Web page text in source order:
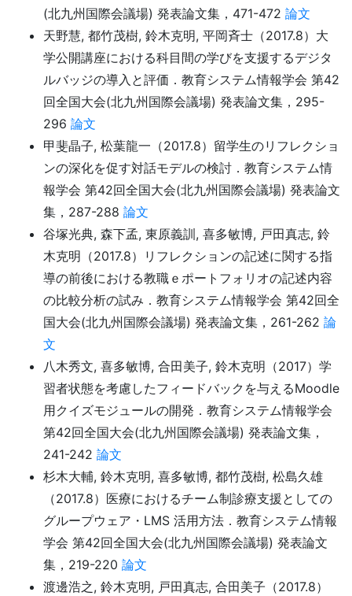
(北九州国際会議場) 発表論文集，471-472 論文
天野慧, 都竹茂樹, 鈴木克明, 平岡斉士（2017.8）大
学公開講座における科目間の学びを支援するデジタ
ルバッジの導入と評価．教育システム情報学会 第42
回全国大会(北九州国際会議場) 発表論文集，295-
296 論文
甲斐晶子, 松葉龍一（2017.8）留学生のリフレクショ
ンの深化を促す対話モデルの検討．教育システム情
報学会 第42回全国大会(北九州国際会議場) 発表論文
集，287-288 論文
谷塚光典, 森下孟, 東原義訓, 喜多敏博, 戸田真志, 鈴
木克明（2017.8）リフレクションの記述に関する指
導の前後における教職ｅポートフォリオの記述内容
の比較分析の試み．教育システム情報学会 第42回全
国大会(北九州国際会議場) 発表論文集，261-262 論
文
八木秀文, 喜多敏博, 合田美子, 鈴木克明（2017）学
習者状態を考慮したフィードバックを与えるMoodle
用クイズモジュールの開発．教育システム情報学会
第42回全国大会(北九州国際会議場) 発表論文集，
241-242 論文
杉木大輔, 鈴木克明, 喜多敏博, 都竹茂樹, 松島久雄
（2017.8）医療におけるチーム制診療支援としての
グループウェア・LMS 活用方法．教育システム情報
学会 第42回全国大会(北九州国際会議場) 発表論文
集，219-220 論文
渡邊浩之, 鈴木克明, 戸田真志, 合田美子（2017.8）